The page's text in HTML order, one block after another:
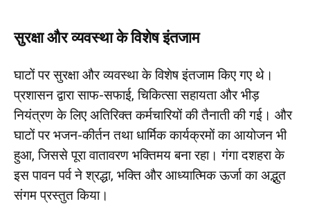
सुरक्षा और व्यवस्था के विशेष इंतजाम
घाटों पर सुरक्षा और व्यवस्था के विशेष इंतजाम किए गए थे।
प्रशासन द्वारा साफ-सफाई, चिकित्सा सहायता और भीड़
नियंत्रण के लिए अतिरिक्त कर्मचारियों की तैनाती की गई। और
घाटों पर भजन-कीर्तन तथा धार्मिक कार्यक्रमों का आयोजन भी
हुआ, जिससे पूरा वातावरण भक्तिमय बना रहा। गंगा दशहरा के
इस पावन पर्व ने श्रद्धा, भक्ति और आध्यात्मिक ऊर्जा का अद्भुत
संगम प्रस्तुत किया।